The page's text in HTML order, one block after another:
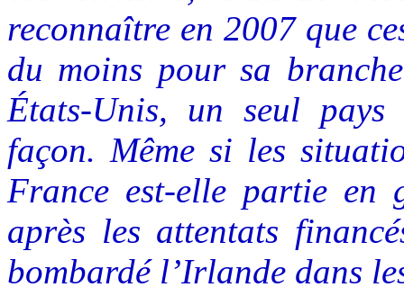
reconnaître en 2007 que
du moins pour sa
États-Unis, un seul
façon. Même si les
France est-elle partie en
après les attentats
bombardé l’Irlande dans